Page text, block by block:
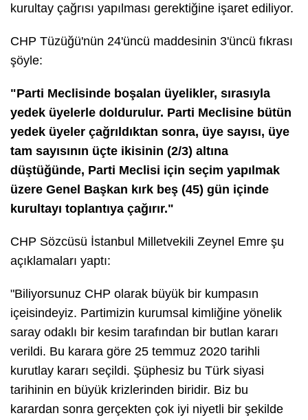
kurultay çağrısı yapılması gerektiğine işaret ediliyor.
CHP Tüzüğü'nün 24'üncü maddesinin 3'üncü fıkrası
şöyle:
"Parti Meclisinde boşalan üyelikler, sırasıyla
yedek üyelerle doldurulur. Parti Meclisine bütün
yedek üyeler çağrıldıktan sonra, üye sayısı, üye
tam sayısının üçte ikisinin (2/3) altına
düştüğünde, Parti Meclisi için seçim yapılmak
üzere Genel Başkan kırk beş (45) gün içinde
kurultayı toplantıya çağırır."
CHP Sözcüsü İstanbul Milletvekili Zeynel Emre şu
açıklamaları yaptı:
"Biliyorsunuz CHP olarak büyük bir kumpasın
içeisindeyiz. Partimizin kurumsal kimliğine yönelik
saray odaklı bir kesim tarafından bir butlan kararı
verildi. Bu karara göre 25 temmuz 2020 tarihli
kurutlay kararı seçildi. Şüphesiz bu Türk siyasi
tarihinin en büyük krizlerinden biridir. Biz bu
karardan sonra gerçekten çok iyi niyetli bir şekilde